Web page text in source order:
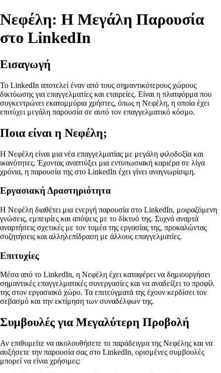
Νεφέλη: Η Μεγάλη Παρουσία
στο LinkedIn
Εισαγωγή
Το LinkedIn αποτελεί έναν από τους σημαντικότερους χώρους
δικτύωσης για επαγγελματίες και εταιρείες. Είναι η πλατφόρμα που
συγκεντρώνει εκατομμύρια χρήστες, όπως η Νεφέλη, η οποία έχει
επιτύχει μεγάλη παρουσία σε αυτό τον επαγγελματικό κόσμο.
Ποια είναι η Νεφέλη;
Η Νεφέλη είναι μια νέα επαγγελματίας με μεγάλη φιλοδοξία και
ικανότητες. Έχοντας αναπτύξει μια εντυπωσιακή καριέρα σε λίγα
χρόνια, η παρουσία της στο LinkedIn έχει γίνει αναγνωρίσιμη.
Εργασιακή Δραστηριότητα
Η Νεφέλη διαθέτει μια ενεργή παρουσία στο LinkedIn, μοιραζόμενη
γνώσεις, εμπειρίες και απόψεις με το δίκτυό της. Συχνά αναρτά
αναρτήσεις σχετικές με τον τομέα της εργασίας της, προκαλώντας
συζητήσεις και αλληλεπίδραση με άλλους επαγγελματίες.
Επιτυχίες
Μέσα από το LinkedIn, η Νεφέλη έχει καταφέρει να δημιουργήσει
σημαντικές επαγγελματικές συνεργασίες και να αναδείξει το προφίλ
της στον εργασιακό χώρο. Τα επιτεύγματά της έχουν κερδίσει τον
σεβασμό και την εκτίμηση των συναδέλφων της.
Συμβουλές για Μεγαλύτερη Προβολή
Αν επιθυμείτε να ακολουθήσετε το παράδειγμα της Νεφέλης και να
αυξήσετε την παρουσία σας στο LinkedIn, ορισμένες συμβουλές
μπορεί να είναι χρήσιμες: